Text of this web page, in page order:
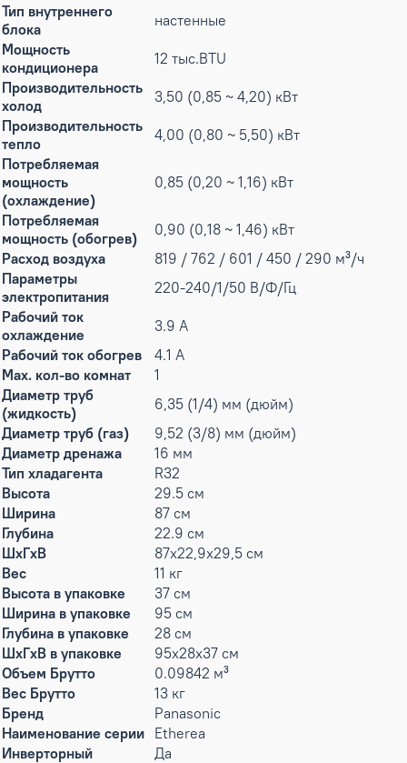
Тип внутреннего
блока
настенные
Мощность
кондиционера
12 тыс.BTU
Производительность
холод
3,50 (0,85 ~ 4,20) кВт
Производительность
тепло
4,00 (0,80 ~ 5,50) кВт
Потребляемая
мощность
(охлаждение)
0,85 (0,20 ~ 1,16) кВт
Потребляемая
мощность (обогрев)
0,90 (0,18 ~ 1,46) кВт
Расход воздуха
819 / 762 / 601 / 450 / 290 м³/ч
Параметры
электропитания
220-240/1/50 В/Ф/Гц
Рабочий ток
охлаждение
3.9 А
Рабочий ток обогрев
4.1 А
Max. кол-во комнат
1
Диаметр труб
(жидкость)
6,35 (1/4) мм (дюйм)
Диаметр труб (газ)
9,52 (3/8) мм (дюйм)
Диаметр дренажа
16 мм
Тип хладагента
R32
Высота
29.5 см
Ширина
87 см
Глубина
22.9 см
ШxГxВ
87x22,9x29,5 см
Вес
11 кг
Высота в упаковке
37 см
Ширина в упаковке
95 см
Глубина в упаковке
28 см
ШxГxВ в упаковке
95x28x37 см
Объем Брутто
0.09842 м³
Вес Брутто
13 кг
Бренд
Panasonic
Наименование серии Etherea
Инверторный
Да